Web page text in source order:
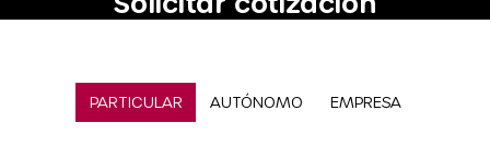
PARTICULAR AUTÓNOMO EMPRESA